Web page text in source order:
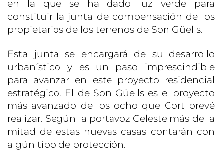
en la que se ha dado luz verde para
constituir la junta de compensación de los
propietarios de los terrenos de Son Güells.
Esta junta se encargará de su desarrollo
urbanístico y es un paso imprescindible
para avanzar en este proyecto residencial
estratégico. El de Son Güells es el proyecto
más avanzado de los ocho que Cort prevé
realizar. Según la portavoz Celeste más de la
mitad de estas nuevas casas contarán con
algún tipo de protección.